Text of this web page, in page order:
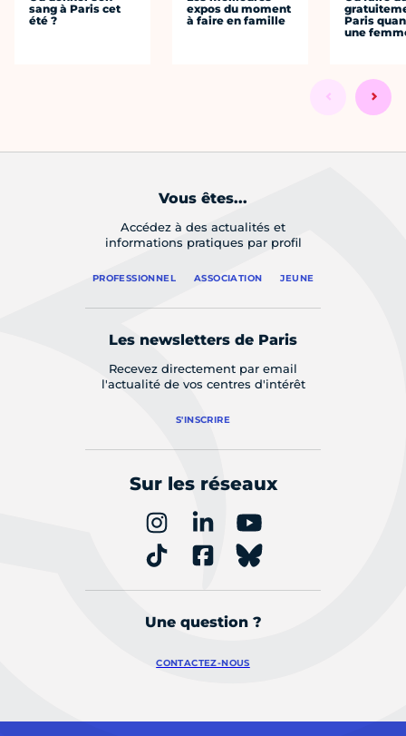
sang à Paris cet
été ?
expos du moment
à faire en famille
Paris
une
Vous êtes...
Accédez à des actualités et
informations pratiques par profil
PROFESSIONNEL ASSOCIATION JEUNE
Les newsletters de Paris
Recevez directement par email
l'actualité de vos centres d'intérêt
S'INSCRIRE
Sur les réseaux
Une question ?
CONTACTEZ-NOUS